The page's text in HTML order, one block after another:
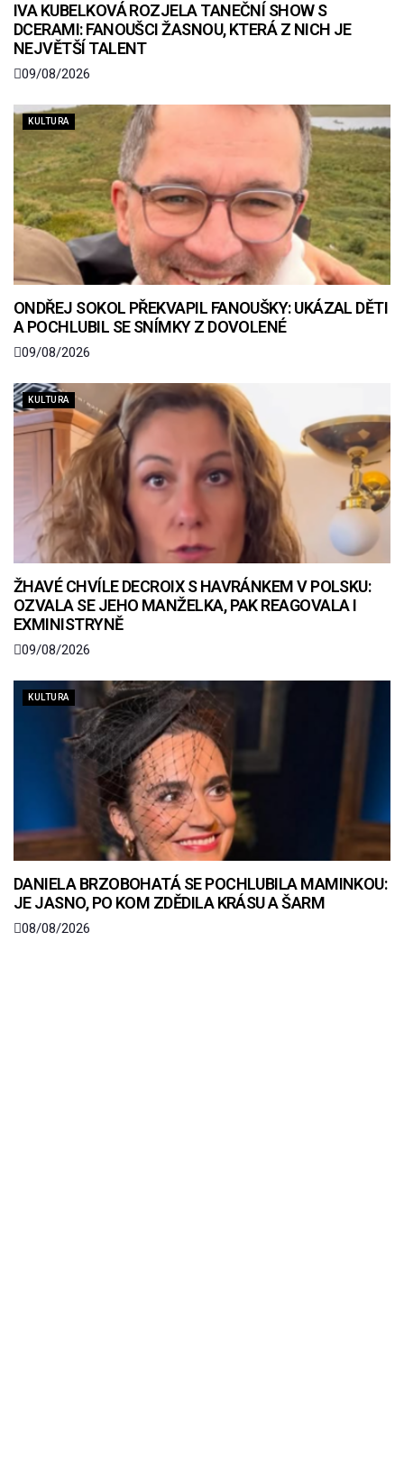
IVA KUBELKOVÁ ROZJELA TANEČNÍ SHOW S
DCERAMI: FANOUŠCI ŽASNOU, KTERÁ Z NICH JE
NEJVĚTŠÍ TALENT
09/08/2026
KULTURA
ONDŘEJ SOKOL PŘEKVAPIL FANOUŠKY: UKÁZAL DĚTI
A POCHLUBIL SE SNÍMKY Z DOVOLENÉ
09/08/2026
KULTURA
ŽHAVÉ CHVÍLE DECROIX S HAVRÁNKEM V POLSKU:
OZVALA SE JEHO MANŽELKA, PAK REAGOVALA I
EXMINISTRYNĚ
09/08/2026
KULTURA
DANIELA BRZOBOHATÁ SE POCHLUBILA MAMINKOU:
JE JASNO, PO KOM ZDĚDILA KRÁSU A ŠARM
08/08/2026